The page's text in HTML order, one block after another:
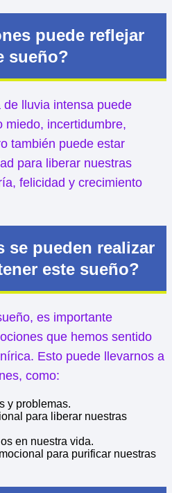
puede reflejar
sueño?
lluvia intensa puede
miedo, incertidumbre,
también puede estar
para liberar nuestras
felicidad y crecimiento
se pueden realizar
este sueño?
es importante
que hemos sentido
Esto puede llevarnos a
como:
y problemas.
para liberar nuestras
en nuestra vida.
para purificar nuestras